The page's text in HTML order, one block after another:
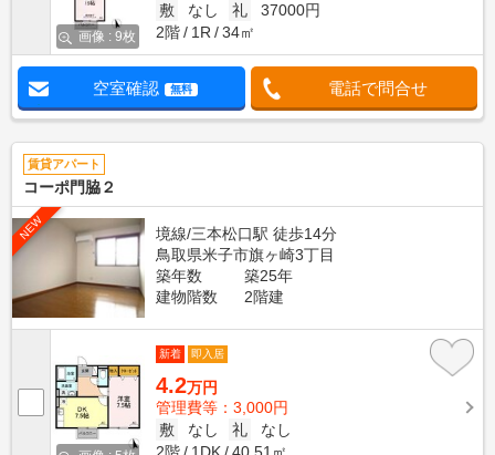
画像 : 9枚
敷
なし 礼
37000円
2階
1R 34㎡
空室確認 無料 電話で問合せ
賃貸アパート
コーポ門脇２
NEW
境線/三本松口駅 徒歩14分
鳥取県米子市旗ヶ崎3丁目
築年数
築25年
建物階数
2階建
新着 即入居
4.2万円
管理費等：3,000円
敷
なし 礼
なし